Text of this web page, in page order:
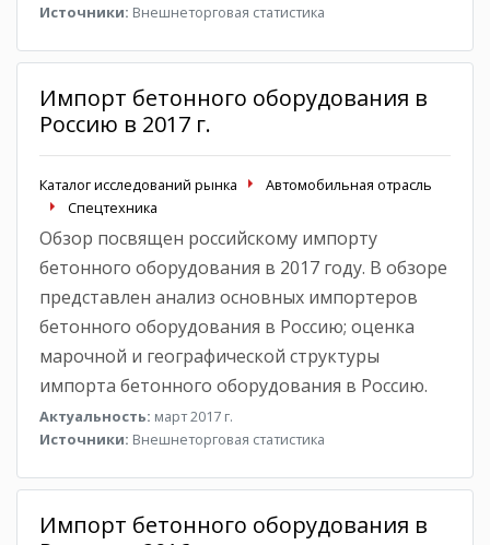
Источники: Внешнеторговая статистика
Импорт бетонного оборудования в
Россию в 2017 г.
Каталог исследований рынка
Автомобильная отрасль
Спецтехника
Обзор посвящен российскому импорту
бетонного оборудования в 2017 году. В обзоре
представлен анализ основных импортеров
бетонного оборудования в Россию; оценка
марочной и географической структуры
импорта бетонного оборудования в Россию.
Актуальность: март 2017 г.
Источники: Внешнеторговая статистика
Импорт бетонного оборудования в